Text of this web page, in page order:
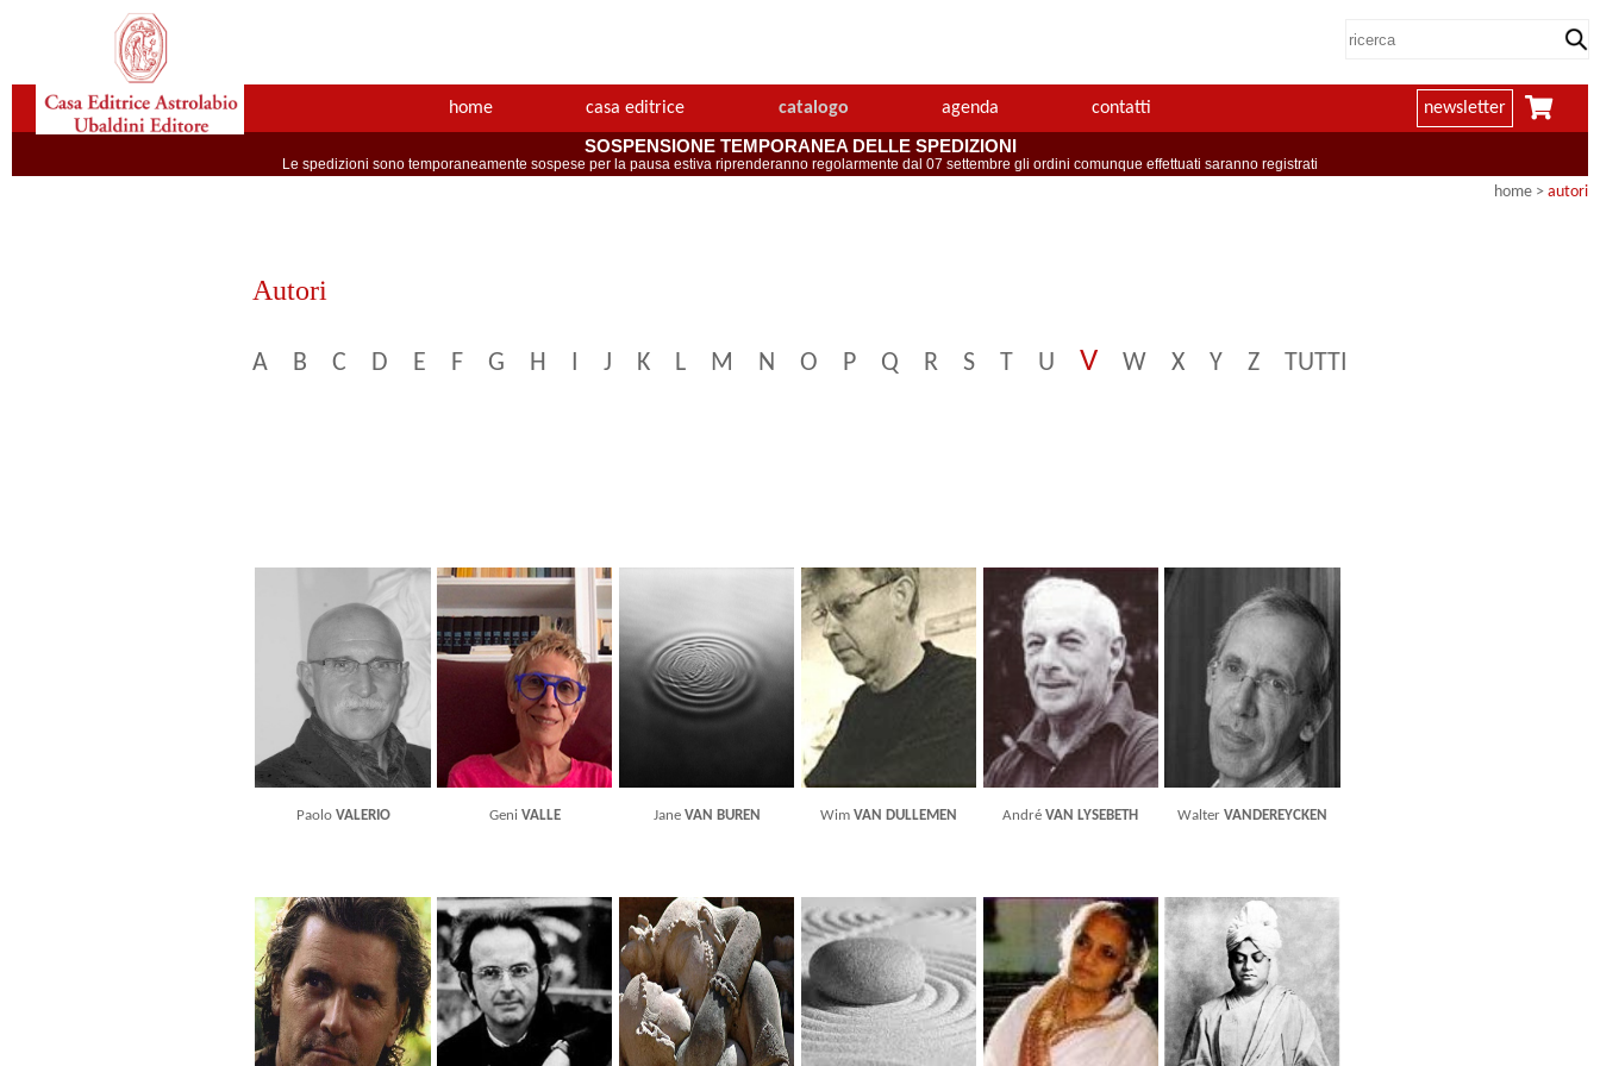
home casa editrice catalogo agenda contatti newsletter
SOSPENSIONE TEMPORANEA DELLE SPEDIZIONI
Le spedizioni sono temporaneamente sospese per la pausa estiva riprenderanno regolarmente dal 07 settembre gli ordini comunque effettuati saranno registrati
home > autori
Autori
A B C D E F G H I J K L M N O P Q R S T U V W X Y Z TUTTI
Paolo VALERIO Geni VALLE Jane VAN BUREN Wim VAN DULLEMEN AndréVAN LYSEBETH WalterVANDEREYCKEN